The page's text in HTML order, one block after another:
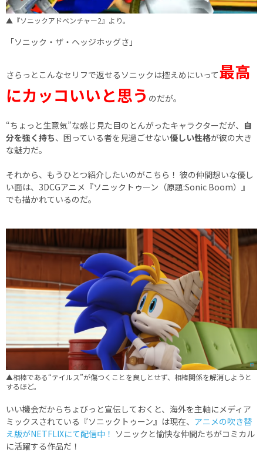
▲『ソニックアドベンチャー2』より。
「ソニック・ザ・ヘッジホッグさ」
さらっとこんなセリフで返せるソニックは控えめにいって最高
にカッコいいと思う のだが。
“ちょっと生意気”な感じ見た目のとんがったキャラクターだが、 自
分を強く持ち、困っている者を見過ごせない優しい性格が彼の大き
な魅力だ。
それから、もうひとつ紹介したいのがこちら！ 彼の仲間想いな優し
い面は、3DCGアニメ『ソニックトゥーン（原題:Sonic Boom）』
でも描かれているのだ。
▲相棒である“テイルス”が傷つくことを良しとせず、相棒関係を解消しようと
するほど。
いい機会だからちょびっと宣伝しておくと、海外を主軸にメディア
ミックスされている『ソニックトゥーン』は現在、 アニメの吹き替
え版がNETFLIXにて配信中！ ソニックと愉快な仲間たちがコミカル
に活躍する作品だ！